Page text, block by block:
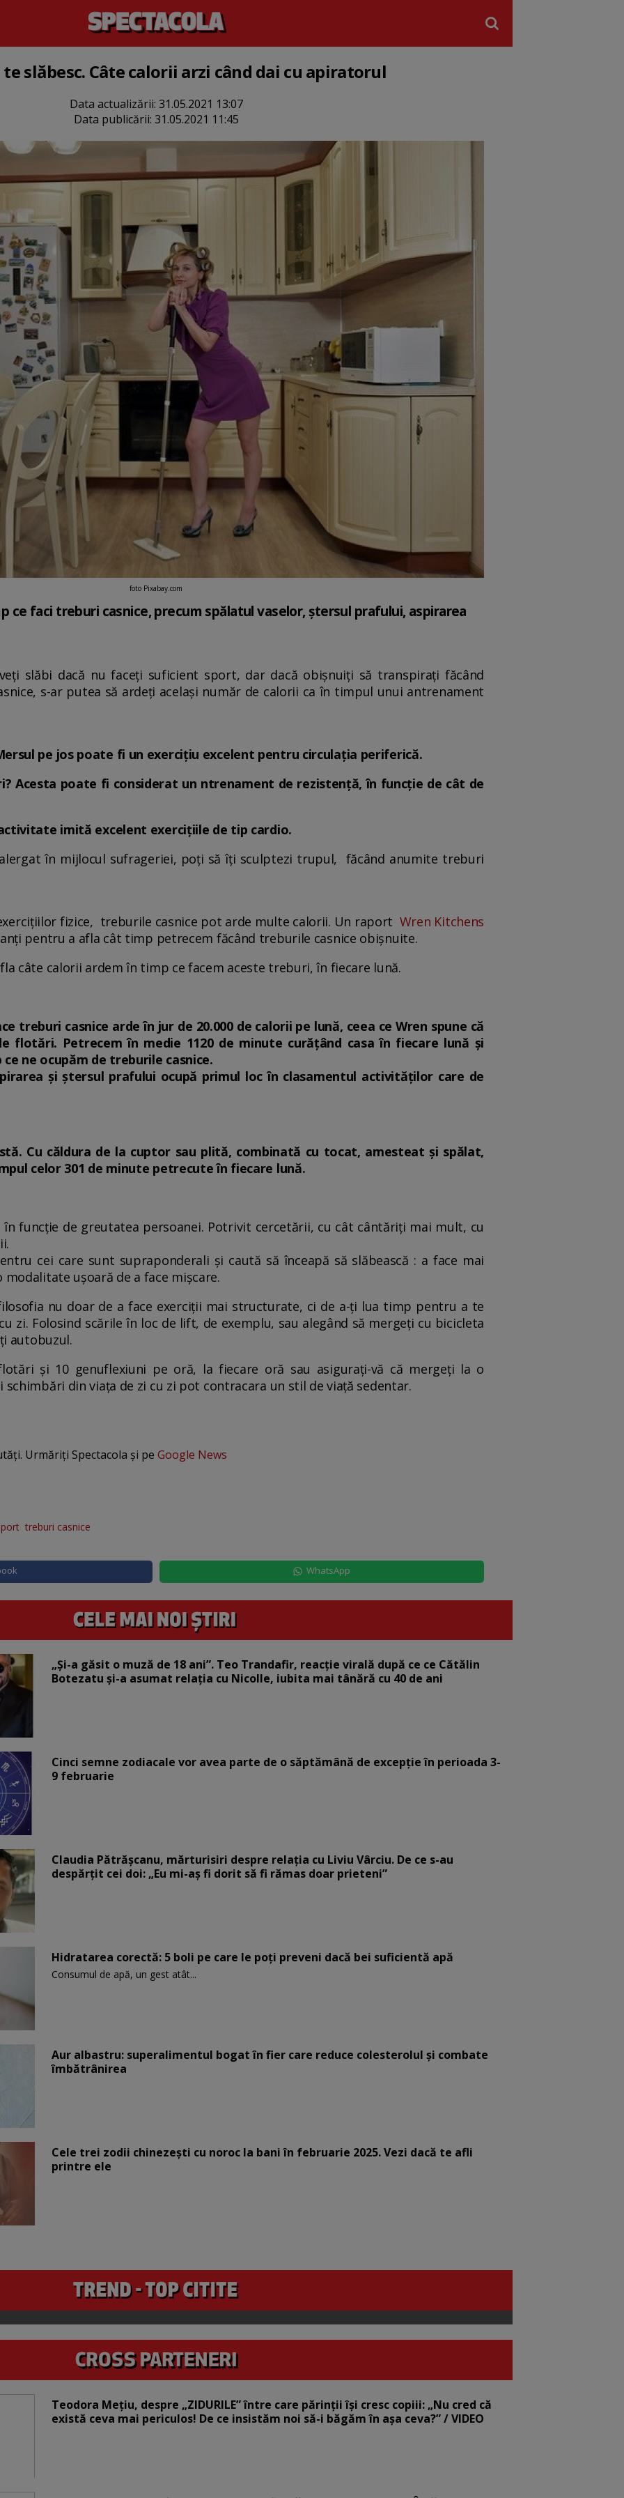
slăbesc. Câte calorii arzi când dai cu apiratorul
Data actualizării: 31.05.2021 13:07
Data publicării: 31.05.2021 11:45
foto Pixabay.com
ce faci treburi casnice, precum spălatul vaselor, ștersul prafului, aspirarea
slăbi dacă nu faceți suficient sport, dar dacă obișnuiți să transpirați făcând
s-ar putea să ardeți același număr de calorii ca în timpul unui antrenament
pe jos poate fi un exercițiu excelent pentru circulația periferică.
Acesta poate fi considerat un ntrenament de rezistență, în funcție de cât de
imită excelent exercițiile de tip cardio.
în mijlocul sufrageriei, poți să îți sculptezi trupul, făcând anumite treburi
fizice, treburile casnice pot arde multe calorii. Un raport Wren Kitchens
pentru a afla cât timp petrecem făcând treburile casnice obișnuite.
câte calorii ardem în timp ce facem aceste treburi, în fiecare lună.
treburi casnice arde în jur de 20.000 de calorii pe lună, ceea ce Wren spune că
flotări. Petrecem în medie 1120 de minute curățând casa în fiecare lună și
ne ocupăm de treburile casnice.
și ștersul prafului ocupă primul loc în clasamentul activităților care de
Cu căldura de la cuptor sau plită, combinată cu tocat, amesteat și spălat,
celor 301 de minute petrecute în fiecare lună.
în funcție de greutatea persoanei. Potrivit cercetării, cu cât cântăriți mai mult, cu
cei care sunt supraponderali și caută să înceapă să slăbească : a face mai
ușoară de a face mișcare.
nu doar de a face exerciții mai structurate, ci de a-ți lua timp pentru a te
zi. Folosind scările în loc de lift, de exemplu, sau alegând să mergeți cu bicicleta
autobuzul.
și 10 genuflexiuni pe oră, la fiecare oră sau asigurați-vă că mergeți la o
din viața de zi cu zi pot contracara un stil de viață sedentar.
Urmăriți Spectacola și pe Google News
treburi casnice
WhatsApp
„Și-a găsit o muză de 18 ani”. Teo Trandafir, reacție virală după ce ce Cătălin
Botezatu și-a asumat relația cu Nicolle, iubita mai tânără cu 40 de ani
Cinci semne zodiacale vor avea parte de o săptămână de excepție în perioada 3-
9 februarie
Claudia Pătrășcanu, mărturisiri despre relația cu Liviu Vârciu. De ce s-au
despărțit cei doi: „Eu mi-aș fi dorit să fi rămas doar prieteni”
Hidratarea corectă: 5 boli pe care le poți preveni dacă bei suficientă apă
Consumul de apă, un gest atât...
Aur albastru: superalimentul bogat în fier care reduce colesterolul și combate
îmbătrânirea
Cele trei zodii chinezești cu noroc la bani în februarie 2025. Vezi dacă te afli
printre ele
Teodora Mețiu, despre „ZIDURILE” între care părinții își cresc copiii: „Nu cred că
există ceva mai periculos! De ce insistăm noi să-i băgăm în așa ceva?” / VIDEO